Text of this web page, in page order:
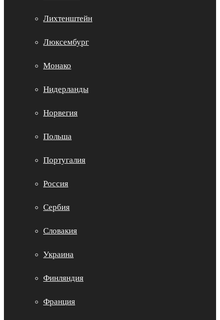
Лихтенштейн
Люксембург
Монако
Нидерланды
Норвегия
Польша
Португалия
Россия
Сербия
Словакия
Украина
Финляндия
Франция